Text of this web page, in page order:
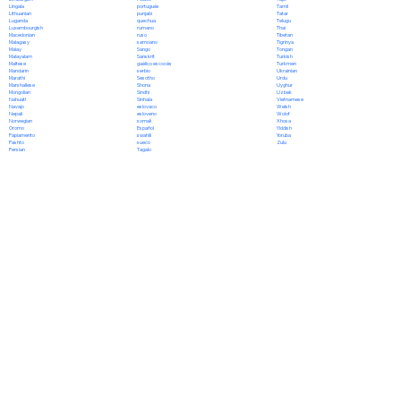
Lingala
Lithuanian
Luganda
Luxembourgish
Macedonian
Malagasy
Malay
Malayalam
Maltese
Mandarin
Marathi
Marshallese
Mongolian
Nahuatl
Navajo
Nepali
Norwegian
Oromo
Papiamento
Pashto
Persian
portugués
punjabi
quechua
rumano
ruso
samoano
Sango
Sanskrit
gaélico escocés
serbio
Sesotho
Shona
Sindhi
Sinhala
eslovaco
esloveno
somalí
Español
swahili
sueco
Tagalo
Tamil
Tatar
Telugu
Thai
Tibetan
Tigrinya
Tongan
Turkish
Turkmen
Ukrainian
Urdu
Uyghur
Uzbek
Vietnamese
Welsh
Wolof
Xhosa
Yiddish
Yoruba
Zulu